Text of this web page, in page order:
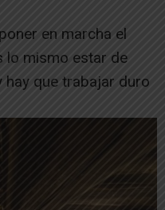
en marcha el
lo mismo estar de
hay que trabajar duro